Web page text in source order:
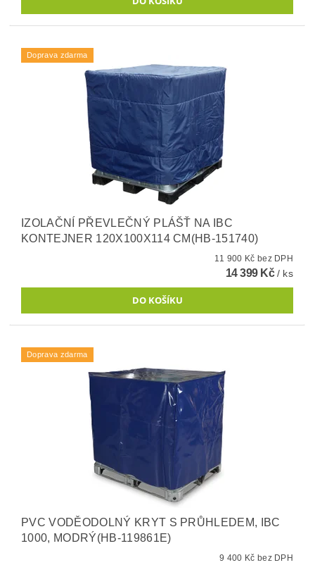
Doprava zdarma
IZOLAČNÍ PŘEVLEČNÝ PLÁŠŤ NA IBC
KONTEJNER 120X100X114 CM(HB-151740)
11 900 Kč bez DPH
14 399 Kč/ ks
Doprava zdarma
PVC VODĚODOLNÝ KRYT S PRŮHLEDEM, IBC
1000, MODRÝ(HB-119861E)
9 400 Kč bez DPH